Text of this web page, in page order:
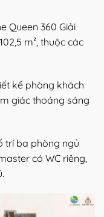
Queen 360 Giải
m², thuộc các
kế phòng khách
giác thoáng sáng
trí ba phòng ngủ
có WC riêng,